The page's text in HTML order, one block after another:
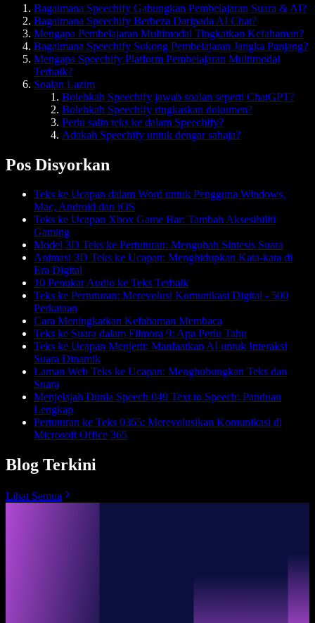
Bagaimana Speechify Gabungkan Pembelajaran Suara & AI?
Bagaimana Speechify Berbeza Daripada AI Chat?
Mengapa Pembelajaran Multimodal Tingkatkan Kefahaman?
Bagaimana Speechify Sokong Pembelajaran Jangka Panjang?
Mengapa Speechify Platform Pembelajaran Multimodal
Terbaik?
Soalan Lazim
Bolehkah Speechify jawab soalan seperti ChatGPT?
Bolehkah Speechify ringkaskan dokumen?
Perlu salin teks ke dalam Speechify?
Adakah Speechify untuk dengar sahaja?
Pos Disyorkan
Teks ke Ucapan dalam Word untuk Pengguna Windows,
Mac, Android dan iOS
Teks ke Ucapan Xbox Game Bar: Tambah Aksesibiliti
Gaming
Model 3D Teks ke Pertuturan: Mengubah Sintesis Suara
Animasi 3D Teks ke Ucapan: Menghidupkan Kata-kata di
Era Digital
10 Penukar Audio ke Teks Terbaik
Teks ke Pertuturan: Merevolusi Komunikasi Digital - 500
Perkataan
Cara Meningkatkan Kefahaman Membaca
Teks ke Suara dalam Filmora 9: Apa Perlu Tahu
Teks ke Ucapan Menjerit: Manfaatkan AI untuk Interaksi
Suara Dinamik
Laman Web Teks ke Ucapan: Menghubungkan Teks dan
Suara
Menjelajah Dunia Speech 049 Text to Speech: Panduan
Lengkap
Pertuturan ke Teks 0365: Merevolusikan Komunikasi di
Microsoft Office 365
Blog Terkini
Lihat Semua